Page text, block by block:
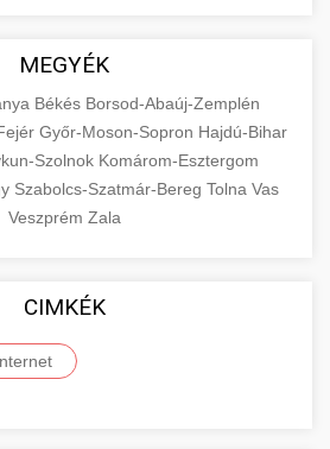
MEGYÉK
Békés Borsod-Abaúj-Zemplén
Győr-Moson-Sopron Hajdú-Bihar
Szolnok Komárom-Esztergom
Szabolcs-Szatmár-Bereg Tolna Vas
Veszprém Zala
CIMKÉK